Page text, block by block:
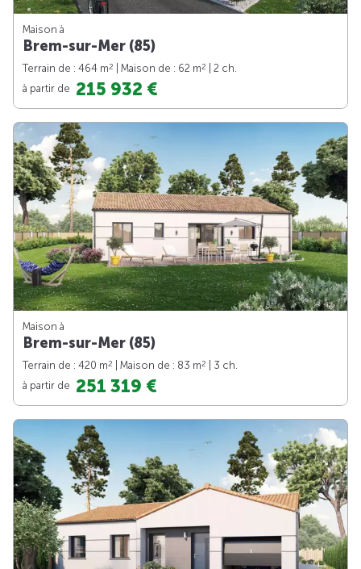
Maison à
Brem-sur-Mer (85)
Terrain de : 464 m2 | Maison de : 62 m2
| 2 ch.
à partir de 215 932 €
Maison à
Brem-sur-Mer (85)
Terrain de : 420 m2 | Maison de : 83 m2
| 3 ch.
à partir de 251 319 €